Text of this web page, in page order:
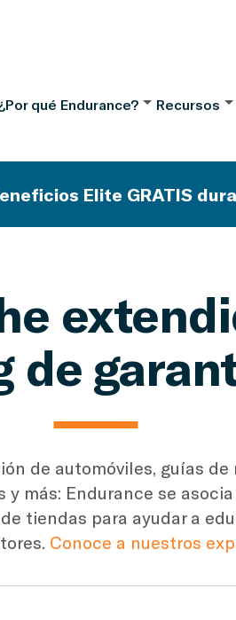
qué Endurance? Recursos
Elite GRATIS
de
de automóviles, guías
y más: Endurance se
tiendas para ayudar a
Conoce a nuestros